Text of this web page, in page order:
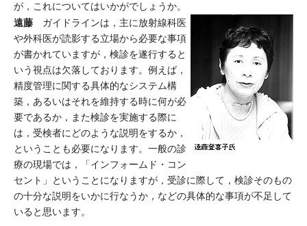
が，これについてはいかがでしょうか。
遠藤 ガイドラインは，主に放射線科医
や外科医が読影する立場から必要な事項
が書かれていますが，検診を遂行すると
いう視点は欠落しております。例えば，
精度管理に関する具体的なシステム構
築，あるいはそれを維持する時に何が必
要であるか，また検診を実施する際に
は，受検者にどのような説明をするか，
ということも必要になります。一般の診
療の現場では，「インフォームド・コン
セント」ということになりますが，受診に際して，検診そのもの
の十分な説明をいかに行なうか，などの具体的な事項が不足して
いると思います。